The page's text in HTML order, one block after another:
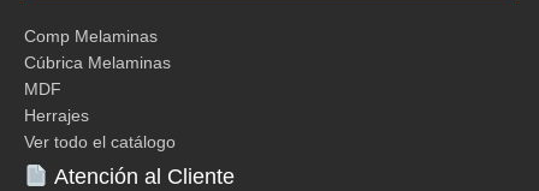
Comp Melaminas
Cúbrica Melaminas
MDF
Herrajes
Ver todo el catálogo
Atención al Cliente